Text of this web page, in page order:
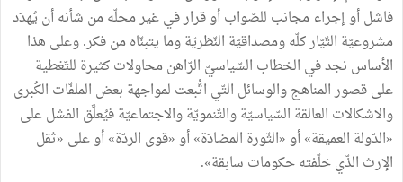
فاشلأوإجراءمجانب للصّوابأوقرارفيغيرمحلّهمن شأنهأن يُهدّد
مشروعيّة التّيّاركلّهومصداقيّة النّظريّةوما يتبنّاهمنفكر.وعلى هذا
الأساس نجدفي الخطاب السّياسيّ الرّاهنمحاولاتكثيرة للتّغطية
علىقصورالمناهجوالوسائل التّي اتُّبعت لمواجهة بعض الملفّات الكُبرى
والاشكالات العالقة السّياسيّةوالتّنمويّةوالاجتماعيّةفيُعلَّق الفشلعلى
«الدّولة العميقة»أو«الثّورة المضادّة»أو«قوى الردّة»أوعلى «ثقل
الإرث الذّيخلّفتهحكومات سابقة»
.